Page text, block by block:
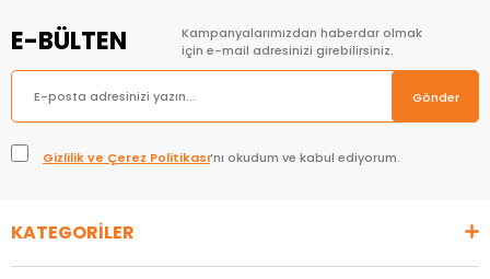
E-BÜLTEN
Kampanyalarımızdan haberdar olmak
için e-mail adresinizi girebilirsiniz.
Gönder
Gizlilik ve Çerez Politikası’nı okudum ve kabul ediyorum.
KATEGORİLER